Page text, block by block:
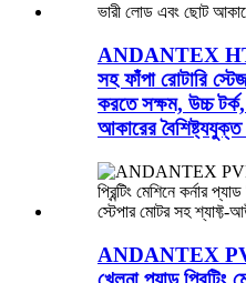
ANDANTEX
সহ ফাঁপা রোটারি
করতে সক্ষম, উচ্চ
আকারের
ANDANTEX